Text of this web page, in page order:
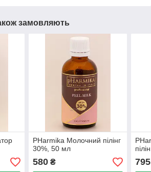
замовляють
PHarmika Молочний пілінг
30%, 50 мл
580₴ 795